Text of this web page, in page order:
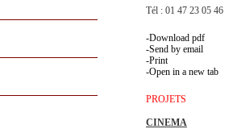
Tél : 01 47 23 05 46
Download pdf
Send by email
Print
Open in a new tab
PROJETS
CINEMA